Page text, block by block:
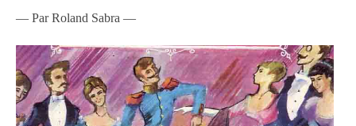
— Par Roland Sabra —